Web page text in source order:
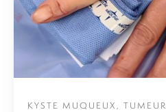
KYSTE MUQUEUX, TUMEUR